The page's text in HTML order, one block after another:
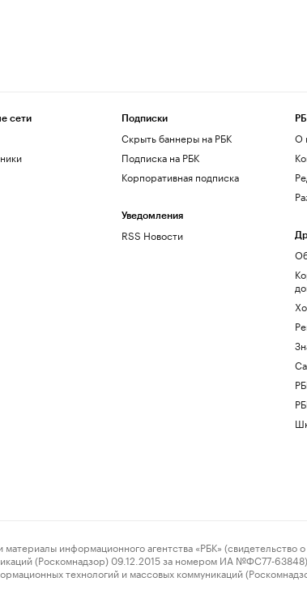
сети Подписки
Скрыть баннеры на РБК
Подписка на РБК
Корпоративная подписка
Уведомления
RSS Новости
О
информационного агентства «РБК» (свидетельство о
(Роскомнадзор) 09.12.2015 за номером ИА №ФС77-63848)
технологий и массовых коммуникаций